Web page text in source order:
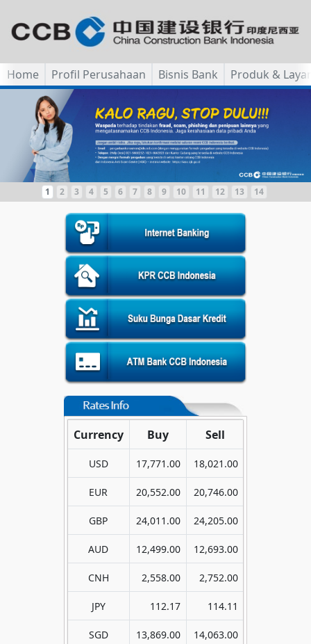
Home Profil Perusahaan Bisnis Bank Produk &
1 2 3 4 5 6 7 8 9 10 11 12 13 14
Currency Buy Sell
USD 17,771.00 18,021.00
EUR 20,552.00 20,746.00
GBP 24,011.00 24,205.00
AUD 12,499.00 12,693.00
CNH 2,558.00 2,752.00
JPY 112.17 114.11
SGD 13,869.00 14,063.00